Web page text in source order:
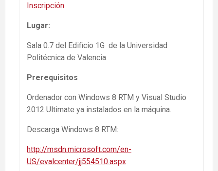
Inscripción
Lugar:
Sala 0.7 del Edificio 1G de la Universidad
Politécnica de Valencia
Prerequisitos
Ordenador con Windows 8 RTM y Visual Studio
2012 Ultimate ya instalados en la máquina.
Descarga Windows 8 RTM:
http://msdn.microsoft.com/en-
US/evalcenter/jj554510.aspx